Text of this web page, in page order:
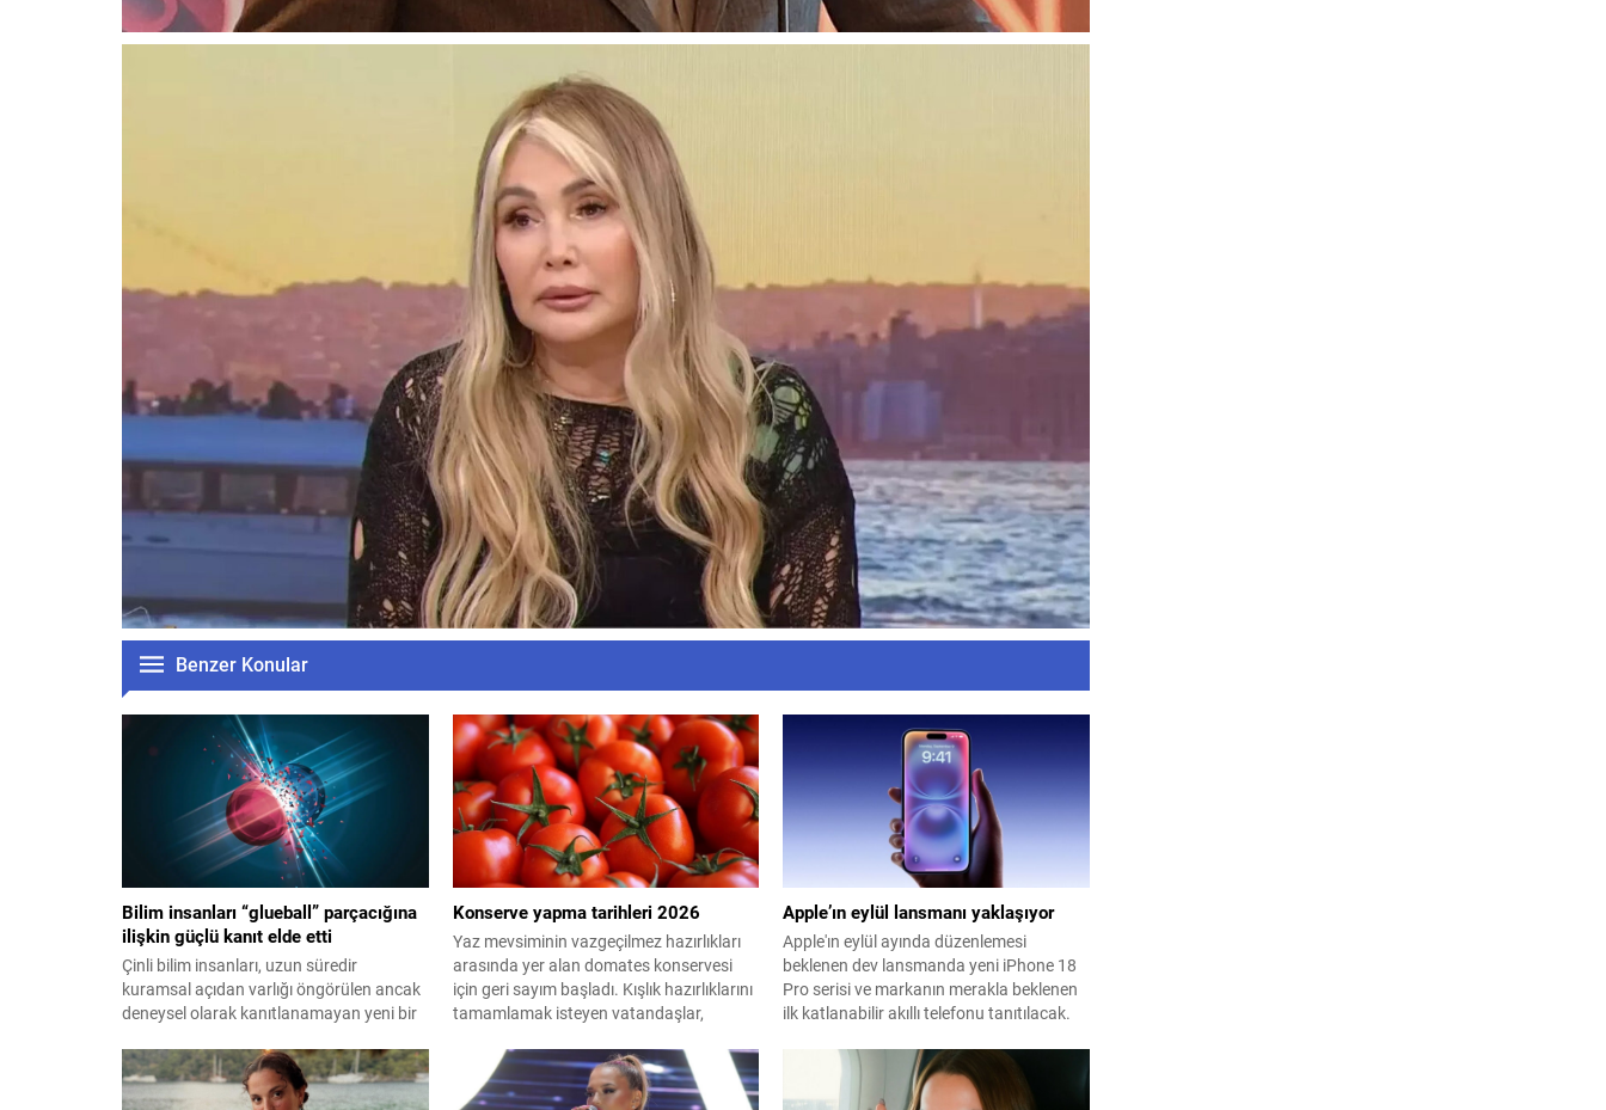
Benzer Konular
Bilim insanları “glueball” parçacığına
ilişkin güçlü kanıt elde etti
Çinli bilim insanları, uzun süredir
kuramsal açıdan varlığı öngörülen ancak
deneysel olarak kanıtlanamayan yeni bir
top) varlığına dair güçlü kanıt elde etti.
Konserve yapma tarihleri 2026
Yaz mevsiminin vazgeçilmez hazırlıkları
arasında yer alan domates konservesi
için geri sayım başladı. Kışlık hazırlıklarını
tamamlamak isteyen vatandaşlar,
tarlalarda ne zaman tezgahlarda
olacağını araştırıyor. Peki 2026'da
Apple’ın eylül lansmanı yaklaşıyor
Apple'ın eylül ayında düzenlemesi
beklenen dev lansmanda yeni iPhone 18
Pro serisi ve markanın merakla beklenen
ilk katlanabilir akıllı telefonu tanıtılacak.